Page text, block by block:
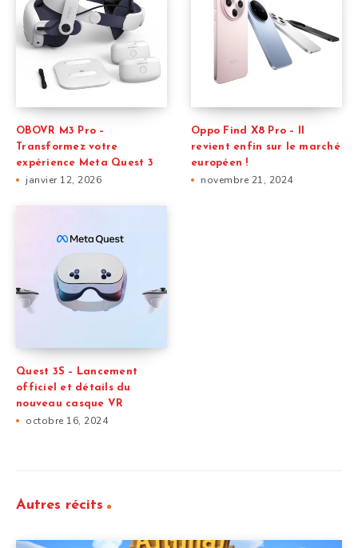
OBOVR M3 Pro –
Transformez votre
expérience Meta Quest 3
janvier 12, 2026
Oppo Find X8 Pro – Il
revient enfin sur le marché
européen !
novembre 21, 2024
Quest 3S – Lancement
officiel et détails du
nouveau casque VR
octobre 16, 2024
Autres récits